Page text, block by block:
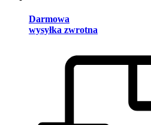
Darmowa
wysyłka zwrotna